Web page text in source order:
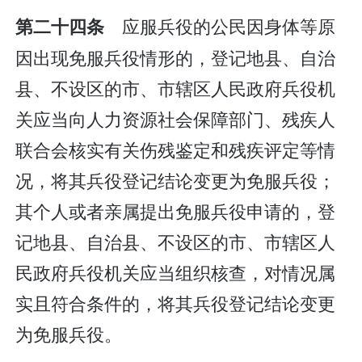
第二十四条 应服兵役的公民因身体等原
因出现免服兵役情形的，登记地县、自治
县、不设区的市、市辖区人民政府兵役机
关应当向人力资源社会保障部门、残疾人
联合会核实有关伤残鉴定和残疾评定等情
况，将其兵役登记结论变更为免服兵役；
其个人或者亲属提出免服兵役申请的，登
记地县、自治县、不设区的市、市辖区人
民政府兵役机关应当组织核查，对情况属
实且符合条件的，将其兵役登记结论变更
为免服兵役。